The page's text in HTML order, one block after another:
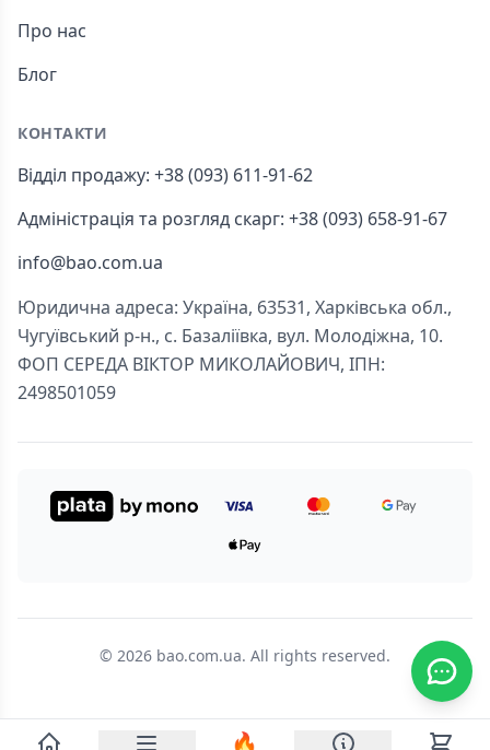
Про нас
Блог
КОНТАКТИ
Відділ продажу: +38 (093) 611-91-62
Адміністрація та розгляд скарг: +38 (093) 658-91-67
info@bao.com.ua
Юридична адреса: Україна, 63531, Харківська обл.,
Чугуївський р-н., с. Базаліївка, вул. Молодіжна, 10.
ФОП СЕРЕДА ВІКТОР МИКОЛАЙОВИЧ, ІПН:
2498501059
© 2026 bao.com.ua. All rights reserved.
🔥